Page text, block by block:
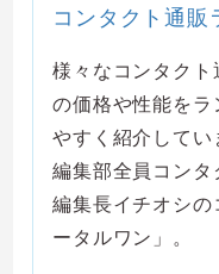
コンタクト通販
様々なコンタク
の価格や性能をラ
やすく紹介してい
編集部全員コンタ
編集長イチオシの
ータルワン」。